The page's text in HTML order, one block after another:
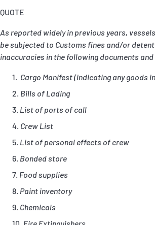
Fixed P&I Emergency Contacts
People
加入船検索
コレスポンデンツ
English
QUOTE
As reported widely in previous years,
be subjected to Customs fines and/or
inaccuracies in the following documents
Cargo Manifest (indicating any goods
Bills of Lading
List of ports of call
Crew List
List of personal effects of crew
Bonded store
Food supplies
Paint inventory
Chemicals
Fire Extinguishers